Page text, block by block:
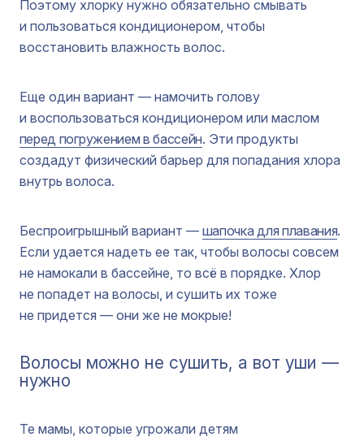
Поэтому хлорку нужно обязательно смывать
и пользоваться кондиционером, чтобы
восстановить влажность волос.
Еще один вариант — намочить голову
и воспользоваться кондиционером или маслом
перед погружением в бассейн. Эти продукты
создадут физический барьер для попадания хлора
внутрь волоса.
Беспроигрышный вариант — шапочка для плавания.
Если удается надеть ее так, чтобы волосы совсем
не намокали в бассейне, то всё в порядке. Хлор
не попадет на волосы, и сушить их тоже
не придется — они же не мокрые!
Волосы можно не сушить, а вот уши —
нужно
Те мамы, которые угрожали детям